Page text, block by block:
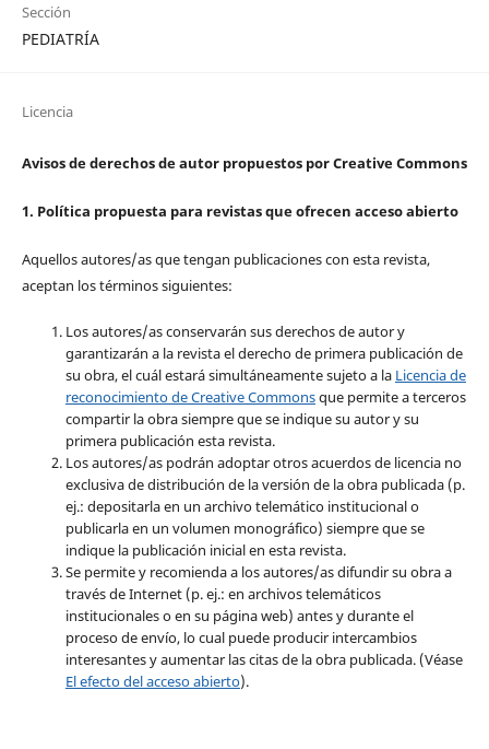
Sección
PEDIATRÍA
Licencia
Avisos de derechos de autor propuestos por Creative Commons
1. Política propuesta para revistas que ofrecen acceso abierto
Aquellos autores/as que tengan publicaciones con esta revista,
aceptan los términos siguientes:
Los autores/as conservarán sus derechos de autor y
garantizarán a la revista el derecho de primera publicación de
su obra, el cuál estará simultáneamente sujeto a la Licencia de
reconocimiento de Creative Commonsque permite a terceros
compartir la obra siempre que se indique su autor y su
primera publicación esta revista.
Los autores/as podrán adoptar otros acuerdos de licencia no
exclusiva de distribución de la versión de la obra publicada (p.
ej.: depositarla en un archivo telemático institucional o
publicarla en un volumen monográfico) siempre que se
indique la publicación inicial en esta revista.
Se permite y recomienda a los autores/as difundir su obra a
través de Internet (p. ej.: en archivos telemáticos
institucionales o en su página web) antes y durante el
proceso de envío, lo cual puede producir intercambios
interesantes y aumentar las citas de la obra publicada. (Véase
El efecto del acceso abierto).